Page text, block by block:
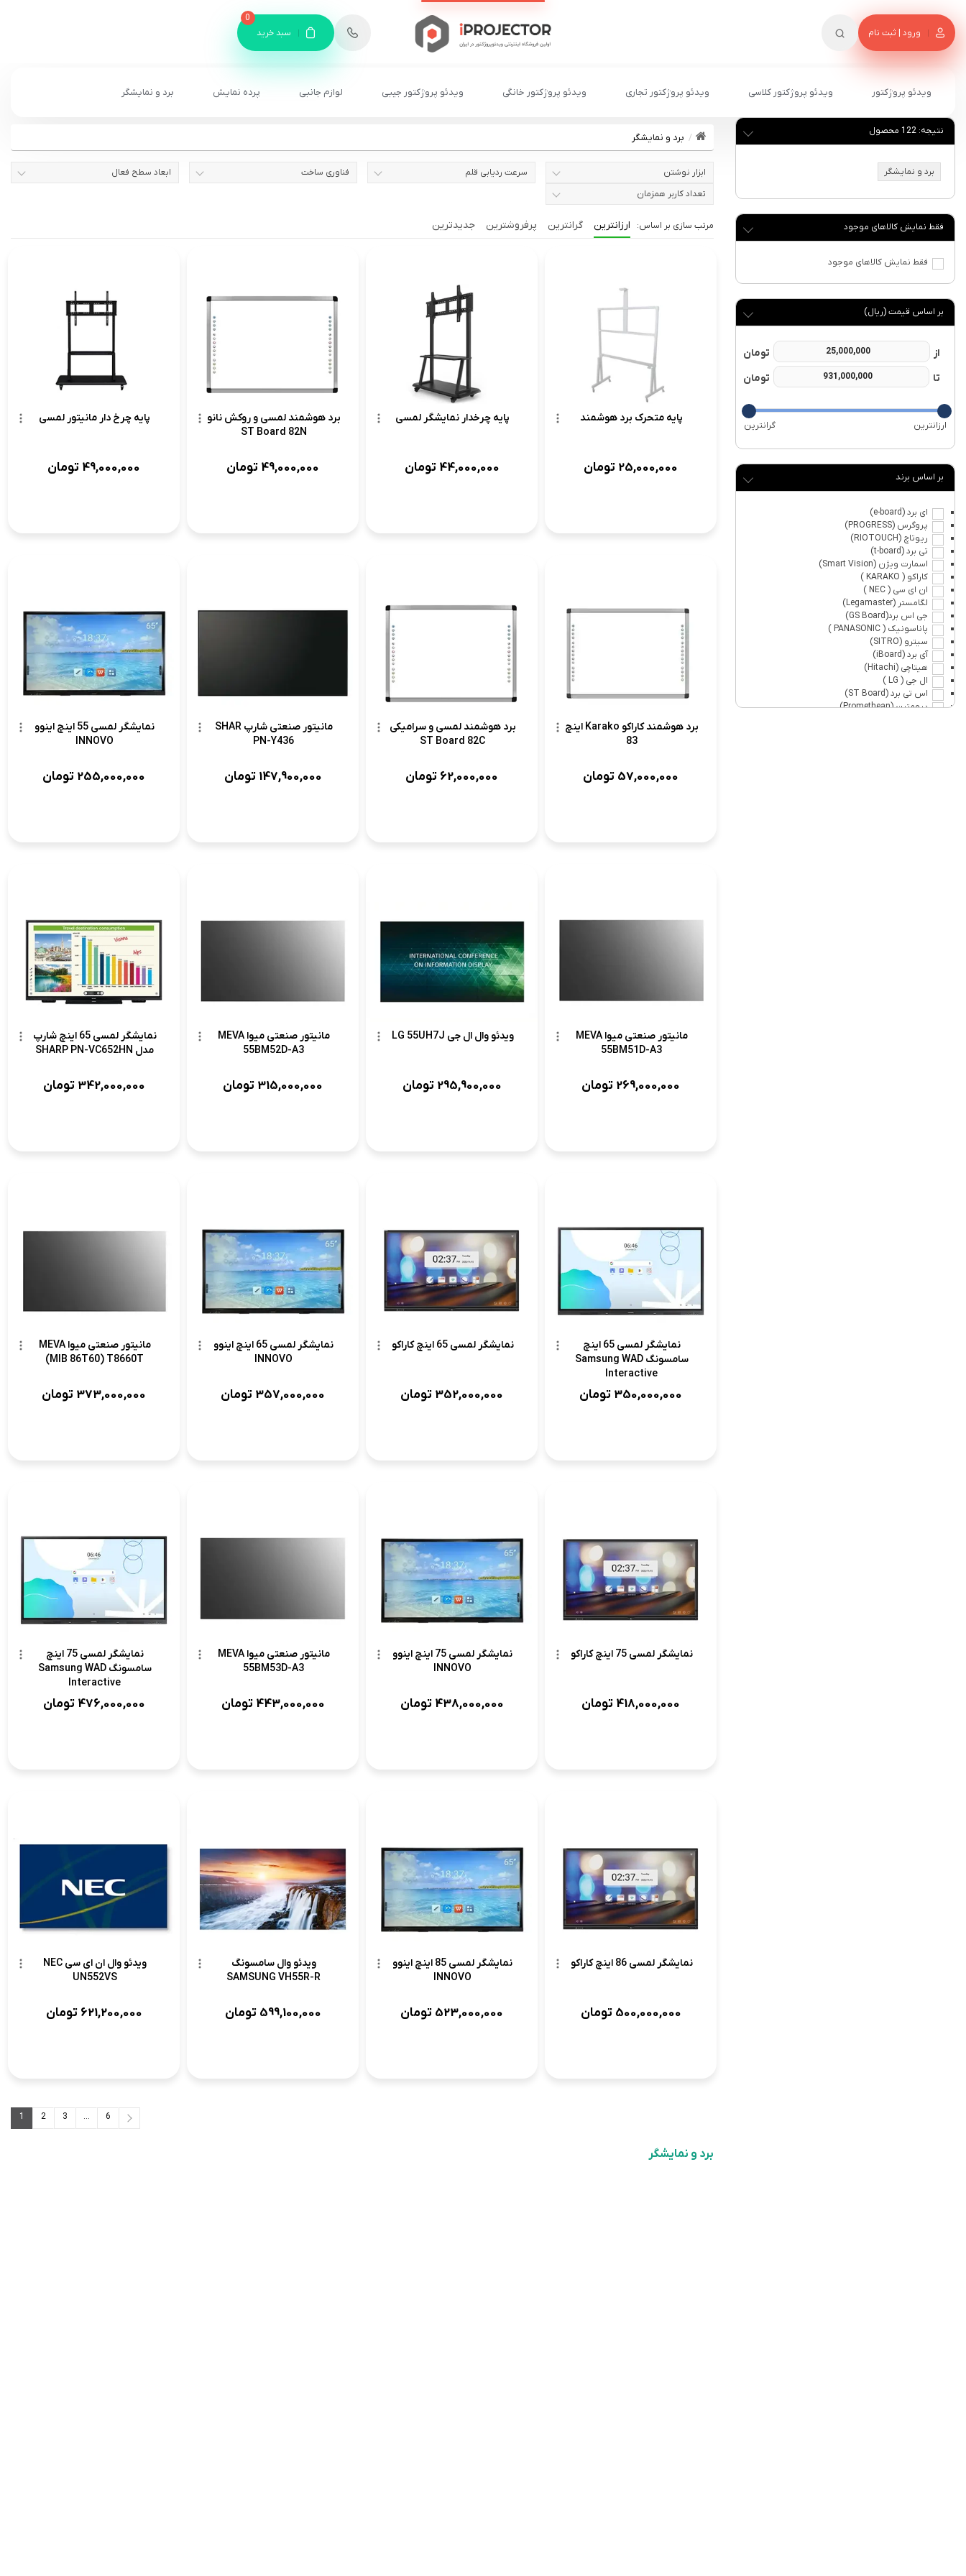
ورود | ثبت نام
8
سبد خرید
0
ویدئو پروژکتور ویدئو پروژکتور کلاسی ویدئو پروژکتور تجاری ویدئو پروژکتور خانگی ویدئو پروژکتور جیبی لوازم جانبی پرده نمایش برد و نمایشگر
برد و نمایشگر
ابزار نوشتن سرعت ردیابی قلم فناوری ساخت
ابعاد سطح فعال
تعداد کاربر همزمان
ارزانترین گرانترین پرفروشترین جدیدترین
پایه متحرک برد هوشمند
25,000,000 تومان
پایه چرخدار نمایشگر لمسی
44,000,000 تومان
برد هوشمند لمسی و روکش نانو
ST Board 82N
49,000,000 تومان
پایه چرخ دار مانیتور لمسی
49,000,000 تومان
برد هوشمند کاراکو Karako اینچ
83
57,000,000 تومان
برد هوشمند لمسی و سرامیکی
ST Board 82C
62,000,000 تومان
مانیتور صنعتی شارپ SHAR
PN-Y436
147,900,000 تومان
نمایشگر لمسی 55 اینچ اینوو
INNOVO
255,000,000 تومان
مانیتور صنعتی میوا MEVA
55BM51D-A3
269,000,000 تومان
ویدئو وال ال جی LG 55UH7J
295,900,000 تومان
مانیتور صنعتی میوا MEVA
55BM52D-A3
315,000,000 تومان
نمایشگر لمسی 65 اینچ شارپ
مدل SHARP PN-VC652HN
342,000,000 تومان
نمایشگر لمسی 65 اینچ
سامسونگ Samsung WAD
Interactive
350,000,000 تومان
نمایشگر لمسی 65 اینچ کاراکو
352,000,000 تومان
نمایشگر لمسی 65 اینچ اینوو
INNOVO
357,000,000 تومان
مانیتور صنعتی میوا MEVA
(MIB 86T60) T8660T
373,000,000 تومان
نمایشگر لمسی 75 اینچ کاراکو
418,000,000 تومان
نمایشگر لمسی 75 اینچ اینوو
INNOVO
438,000,000 تومان
مانیتور صنعتی میوا MEVA
55BM53D-A3
443,000,000 تومان
نمایشگر لمسی 75 اینچ
سامسونگ Samsung WAD
Interactive
476,000,000 تومان
نمایشگر لمسی 86 اینچ کاراکو
500,000,000 تومان
نمایشگر لمسی 85 اینچ اینوو
INNOVO
523,000,000 تومان
ویدئو وال سامسونگ
SAMSUNG VH55R-R
599,100,000 تومان
ویدئو وال ان ای سی NEC
UN552VS
621,200,000 تومان
1 2 3 ...
6
برد و نمایشگر
نتیجه: 122 محصول
برد و نمایشگر
فقط نمایش کالاهای موجود
فقط نمایش کالاهای موجود
بر اساس قیمت (ریال)
برند
ای برد (e-board)
پروگرس (PROGRESS)
ریوتاچ (RIOTOUCH)
تی برد (t-board)
اسمارت ویژن (Smart Vision)
کاراکو ( KARAKO )
ان ای سی ( NEC )
لگامستر (Legamaster)
جی اس برد(GS Board)
پاناسونیک ( PANASONIC )
سیترو (SITRO)
آی برد (iBoard)
هیتاچی (Hitachi)
ال جی ( LG )
اس تی برد (ST Board)
پرومتین (Promethean)